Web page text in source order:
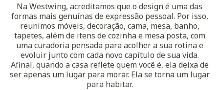
Na Westwing, acreditamos que o design é uma das
formas mais genuínas de expressão pessoal. Por isso,
reunimos móveis, decoração, cama, mesa, banho,
tapetes, além de itens de cozinha e mesa posta, com
uma curadoria pensada para acolher a sua rotina e
evoluir junto com cada novo capítulo de sua vida.
Afinal, quando a casa reflete quem você é, ela deixa de
ser apenas um lugar para morar. Ela se torna um lugar
para habitar.